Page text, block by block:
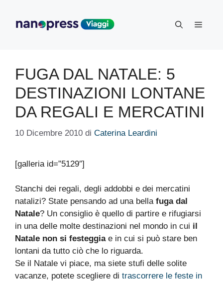
contenuto
Menu
FUGA DAL NATALE: 5
DESTINAZIONI LONTANE
DA REGALI E MERCATINI
10 Dicembre 2010 di Caterina Leardini
[galleria id=”5129″]
Stanchi dei regali, degli addobbi e dei mercatini
natalizi? State pensando ad una bella fuga dal
Natale? Un consiglio è quello di partire e rifugiarsi
in una delle molte destinazioni nel mondo in cui il
Natale non si festeggiae in cui si può stare ben
lontani da tutto ciò che lo riguarda.
Se il Natale vi piace, ma siete stufi delle solite
vacanze, potete scegliere di trascorrere le feste in